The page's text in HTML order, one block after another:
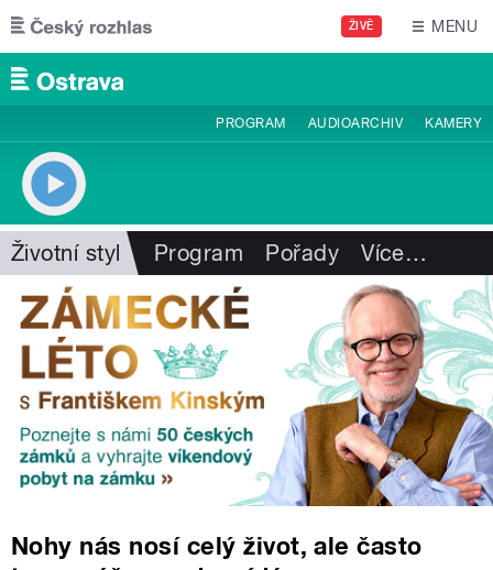
Přejít k hlavnímu obsahu
ŽIVĚ MENU
PROGRAM AUDIOARCHIV KAMERY
Životní styl Program Pořady Více…
Nohy nás nosí celý život, ale často